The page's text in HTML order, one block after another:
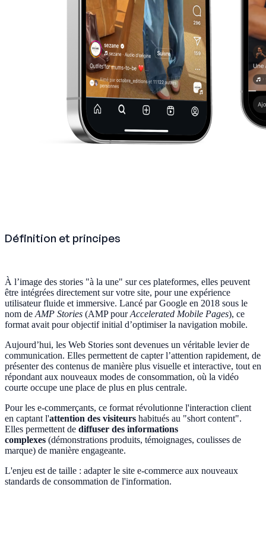
Définition et principes
À l’image des stories "à la une" sur ces plateformes, elles peuvent
être intégrées directement sur votre site, pour une expérience
utilisateur fluide et immersive. Lancé par Google en 2018 sous le
nom de AMP Stories (AMP pourAccelerated Mobile Pages), ce
format avait pour objectif initial d’optimiser la navigation mobile.
Aujourd’hui, les Web Stories sont devenues un véritable levier de
communication. Elles permettent de capter l’attention rapidement, de
présenter des contenus de manière plus visuelle et interactive, tout en
répondant aux nouveaux modes de consommation, où la vidéo
courte occupe une place de plus en plus centrale.
Pour les e-commerçants, ce format révolutionne l'interaction client
en captant l'attention des visiteurs habitués au "short content".
Elles permettent de diffuser des informations
complexes (démonstrations produits, témoignages, coulisses de
marque) de manière engageante.
L'enjeu est de taille : adapter le site e-commerce aux nouveaux
standards de consommation de l'information.